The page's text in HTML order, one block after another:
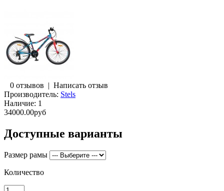
0 отзывов | Написать отзыв
Производитель: Stels
Наличие: 1
34000.00руб
Доступные варианты
Размер рамы
Количество